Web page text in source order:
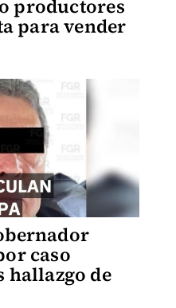
productores
para vender
caso
hallazgo de